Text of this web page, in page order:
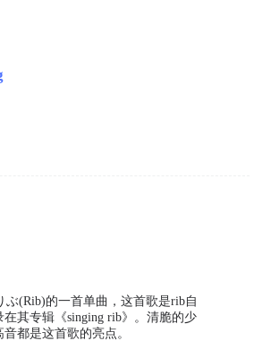
ぶ(Rib)的一首单曲，这首歌是rib自
其专辑《singing rib》。清脆的少
都是这首歌的亮点。